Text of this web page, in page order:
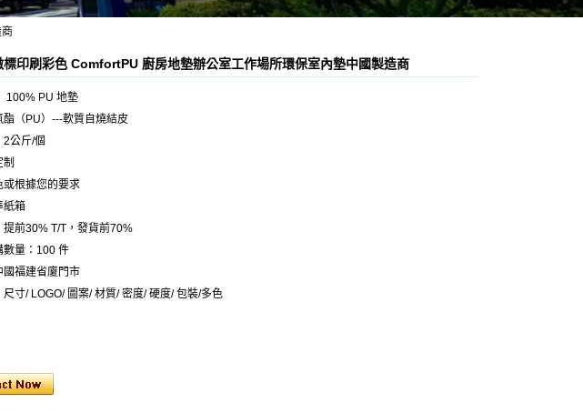
標印刷彩色 ComfortPU 廚房地墊辦公室工作場所環保室內墊中國製造商
100% PU 地墊
酯（PU）---軟質自燒結皮
2公斤/個
或根據您的要求
紙箱
提前30% T/T，發貨前70%
數量：100 件
國福建省廈門市
尺寸/ LOGO/ 圖案/ 材質/ 密度/ 硬度/ 包裝/多色